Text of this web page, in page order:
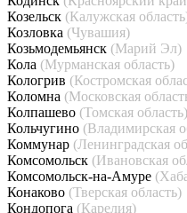
Козельск (Калужская
Козловка (Чувашия)
Козьмодемьянск (Марий Эл)
Кола (Мурманская область)
Кологрив (Костромская
Коломна (Московская
Колпашево (Томская область)
Кольчугино (Владимирская
Коммунар (Ленинградская
Комсомольск (Ивановская
Комсомольск-на-Амуре
Конаково (Тверская область)
Кондопога (Карелия)